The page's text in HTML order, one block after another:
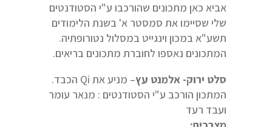
אביא כאן מתכונים שהורכבו ע"י הסטודנטים
שלי שסיימו את סמסטר א' בשנת הלימודים
תשע"א במכון וינגייט במסלול נטורופתיה.
המתכונים נאספו לחוברת מתכונים בריאים.
סלט ירוק- אלמנט עץ
– מניע את Qi הכבד.
המתכון הורכב ע"י הסטודנטים : מנאר עומר
ועבד רעד